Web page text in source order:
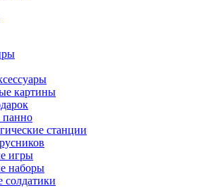
картины
станции
игры
наборы